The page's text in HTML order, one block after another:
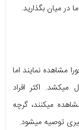
در میان بگذارید.
مشاهده نمایند اما
اکثر افراد
را به مدت 1 تا 2 سال مشاهده میکنند، گرچه
توصیه میشود.